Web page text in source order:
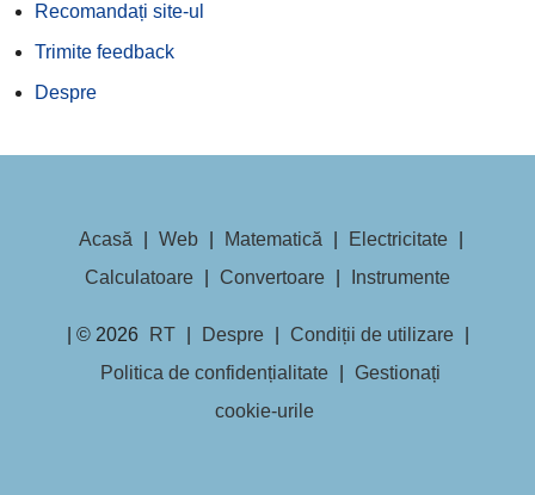
Recomandați site-ul
Trimite feedback
Despre
Acasă Web Matematică Electricitate
Calculatoare
Convertoare Instrumente
| © 2026 RT Despre Condiții de utilizare
Politica de confidențialitate
Gestionați
cookie-urile